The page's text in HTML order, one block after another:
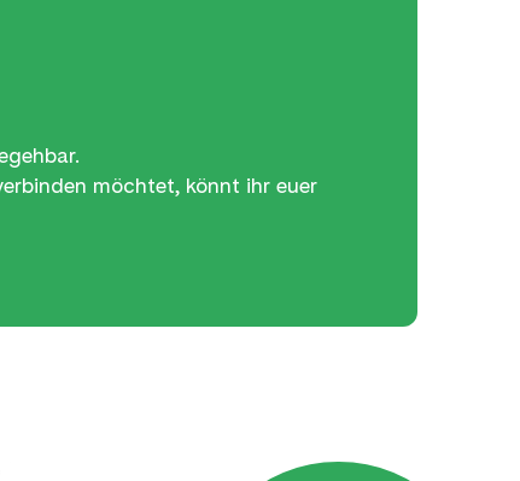
möchtet, könnt ihr euer